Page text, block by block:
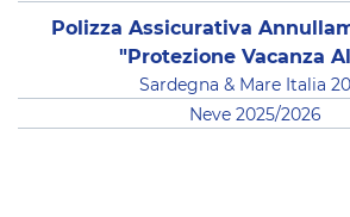
Polizza Assicurativa
"Protezione Vacanza
Sardegna & Mare Italia
Neve 2025/2026